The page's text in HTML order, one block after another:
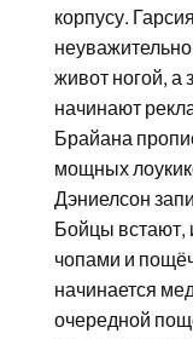
корпусу.
живот ногой, а
начинают
Брайана
мощных
Дэниелсон
Бойцы встают,
чопами и
начинается
очередной